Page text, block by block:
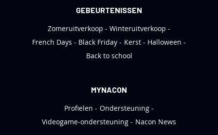
GEBEURTENISSEN
Zomeruitverkoop
Winteruitverkoop
French Days
Black Friday Kerst
Halloween
Back to school
MYNACON
Profielen
Ondersteuning
Videogame-ondersteuning
Nacon News